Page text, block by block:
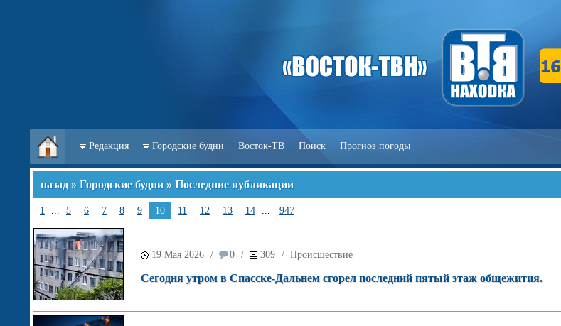
Редакция Городские будни Восток-ТВ Поиск Прогноз погоды
назад » Городские будни » Последние публикации
1 ... 5 6 7 8 9 10 11 12 13 14 ... 947
19 Мая 2026 / 0 / 309 / Происшествие
Сегодня утром в Спасске-Дальнем сгорел последний пятый этаж общежития.